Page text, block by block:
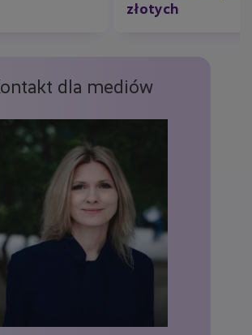
złotych
dla mediów